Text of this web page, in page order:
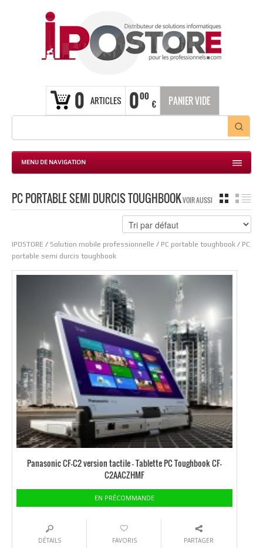
0 ARTICLES 000
€ PANIER VIDE
MENU DE NAVIGATION
PC PORTABLE SEMI DURCIS TOUGHBOOKVOIR AUSSI GRILLE
IPOSTORE / Solution mobile professionnelle / PC portable toughbook / PC
portable semi durcis toughbook
Panasonic CF-C2 version tactile – Tablette PC Toughbook CF-
C2AACZHMF
EN PRÉCOMMANDE
DÉTAILS FAVORIS PARTAGER